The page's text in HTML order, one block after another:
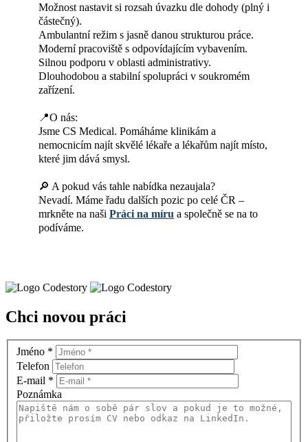
Možnost nastavit si rozsah úvazku dle dohody (plný i
částečný).
Ambulantní režim s jasně danou strukturou práce.
Moderní pracoviště s odpovídajícím vybavením.
Silnou podporu v oblasti administrativy.
Dlouhodobou a stabilní spolupráci v soukromém
zařízení.
📍O nás:
Jsme CS Medical. Pomáháme klinikám a
nemocnicím najít skvělé lékaře a lékařům najít místo,
které jim dává smysl.
🔎 A pokud vás tahle nabídka nezaujala?
Nevadí. Máme řadu dalších pozic po celé ČR –
mrkněte na naši Práci na míru a společně se na to
podíváme.
Chci novou práci
Jméno *
Telefon
E-mail *
Poznámka